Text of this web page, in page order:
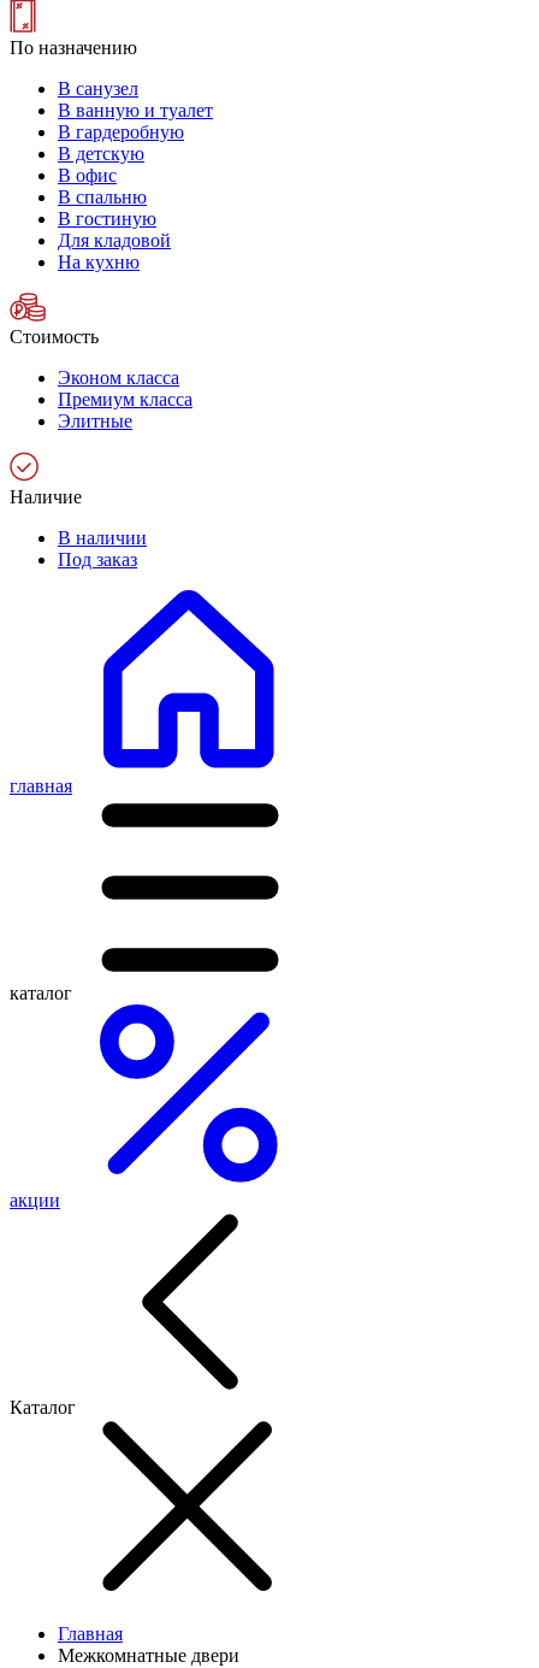
По назначению
В санузел
В ванную и туалет
В гардеробную
В детскую
В офис
В спальню
В гостиную
Для кладовой
На кухню
Стоимость
Эконом класса
Премиум класса
Элитные
Наличие
В наличии
Под заказ
главная
каталог
акции
Каталог
Главная
Межкомнатные двери